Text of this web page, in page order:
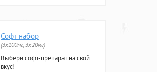
Софт набор
(3x100мг, 3x20мг)
Выбери софт-препарат на свой
вкус!